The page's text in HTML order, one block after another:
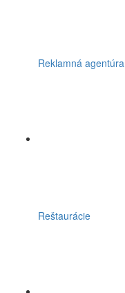
Reklamná agentúra
Reštaurácie